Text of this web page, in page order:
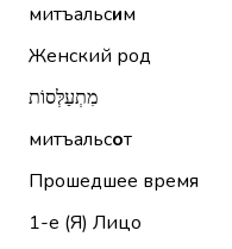
митъальсим
Женский род
מִתְעַלְּסוֹת
митъальсот
Прошедшее время
1-е (Я) Лицо